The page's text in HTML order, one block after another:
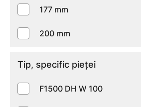
177 mm
200 mm
Tip, specific pieţei
F1500 DH W 100